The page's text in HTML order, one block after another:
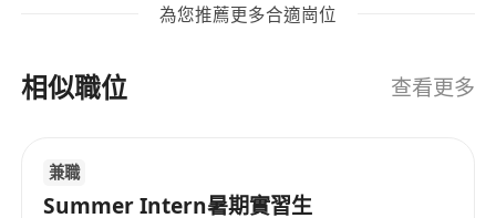
3. 分析電力供需數據（負荷預測、新能源出力、輸
4. 開發量化交易模型，優化套戥與對沖方案
6. 跟進碳交易政策（如香港碳市場試點），設計綠
電交易組合
為您推薦更多合適崗位
相似職位 查看更多
兼職
Summer Intern暑期實習生